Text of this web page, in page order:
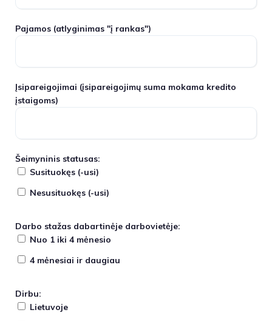
Pajamos (atlyginimas "į rankas")
Įsipareigojimai (įsipareigojimų suma mokama kredito
įstaigoms)
Šeimyninis statusas:
Susituokęs (-usi)
Nesusituokęs (-usi)
Darbo stažas dabartinėje darbovietėje:
Nuo 1 iki 4 mėnesio
4 mėnesiai ir daugiau
Dirbu:
Lietuvoje